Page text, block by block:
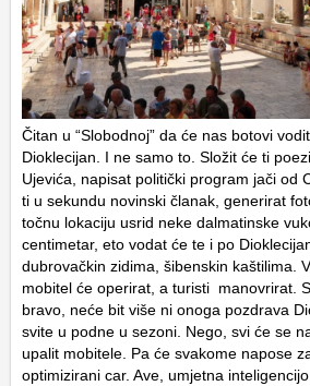
Čitan u “Slobodnoj” da će nas botovi
Dioklecijan. I ne samo to. Složit će ti
Ujevića, napisat politički program jači od
ti u sekundu novinski članak, generirat
točnu lokaciju usrid neke dalmatinske
centimetar, eto vodat će te i po
dubrovačkin zidima, šibenskin kaštilima.
mobitel će operirat, a turisti manovrirat.
bravo, neće bit više ni onoga pozdrava
svite u podne u sezoni. Nego, svi će se
upalit mobitele. Pa će svakome napose
optimizirani car. Ave, umjetna